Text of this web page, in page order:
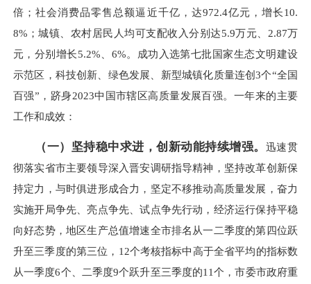
倍；社会消费品零售总额逼近千亿，达972.4亿元，增长10.
8%；城镇、农村居民人均可支配收入分别达5.9万元、2.87万
元，分别增长5.2%、6%。成功入选第七批国家生态文明建设
示范区，科技创新、绿色发展、新型城镇化质量连创3个“全国
百强”，跻身2023中国市辖区高质量发展百强。一年来的主要
工作和成效：
（一）坚持稳中求进，创新动能持续增强。 迅速贯
彻落实省市主要领导深入晋安调研指导精神，坚持改革创新保
持定力，与时俱进形成合力，坚定不移推动高质量发展，奋力
实施开局争先、亮点争先、试点争先行动，经济运行保持平稳
向好态势，地区生产总值增速全市排名从一二季度的第四位跃
升至三季度的第三位，12个考核指标中高于全省平均的指标数
从一季度6个、二季度9个跃升至三季度的11个，市委市政府重